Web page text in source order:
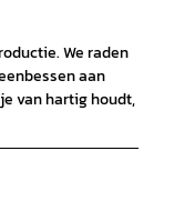
We raden
aan
van hartig houdt,